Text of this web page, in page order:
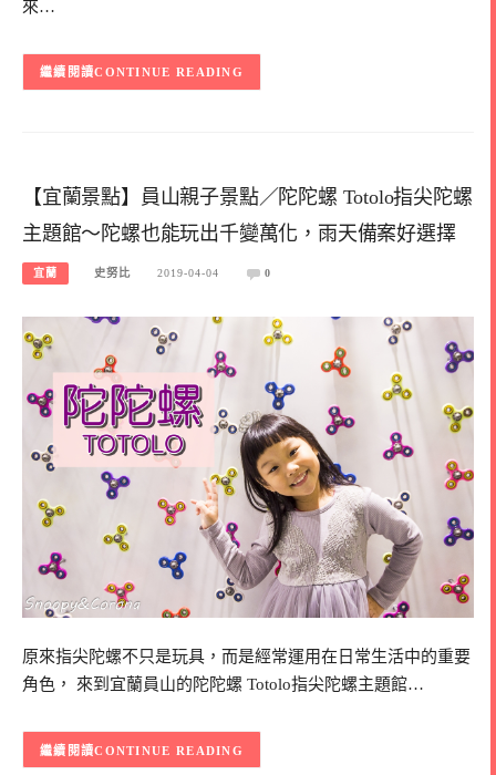
來…
CONTINUE READING
【宜蘭景點】員山親子景點／陀陀螺 Totolo指尖陀螺
主題館～陀螺也能玩出千變萬化，雨天備案好選擇
宜蘭 史努比 2019-04-04 0
原來指尖陀螺不只是玩具，而是經常運用在日常生活中的重要
角色， 來到宜蘭員山的陀陀螺 Totolo指尖陀螺主題館…
CONTINUE READING